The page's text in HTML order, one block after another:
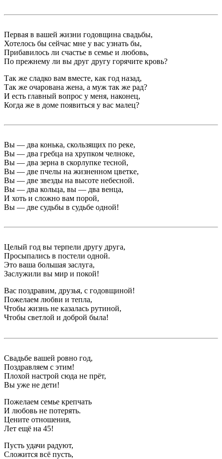
Первая в вашей жизни годовщина свадьбы,
Хотелось бы сейчас мне у вас узнать бы,
Прибавилось ли счастье в семье и любовь,
По прежнему ли вы друг другу горячите кровь?
Так же сладко вам вместе, как год назад,
Так же очарована жена, а муж так же рад?
И есть главный вопрос у меня, наконец,
Когда же в доме появиться у вас малец?
Вы — два конька, скользящих по реке,
Вы — два гребца на хрупком челноке,
Вы — два зерна в скорлупке тесной,
Вы — две пчелы на жизненном цветке,
Вы — две звезды на высоте небесной.
Вы — два кольца, вы — два венца,
И хоть и сложно вам порой,
Вы — две судьбы в судьбе одной!
Целый год вы терпели другу друга,
Просыпались в постели одной.
Это ваша большая заслуга,
Заслужили вы мир и покой!
Вас поздравим, друзья, с годовщиной!
Пожелаем любви и тепла,
Чтобы жизнь не казалась рутиной,
Чтобы светлой и доброй была!
Свадьбе вашей ровно год,
Поздравляем с этим!
Плохой настрой сюда не прёт,
Вы уже не дети!
Пожелаем семье крепчать
И любовь не потерять.
Цените отношения,
Лет ещё на 45!
Пусть удачи радуют,
Сложится всё пусть,